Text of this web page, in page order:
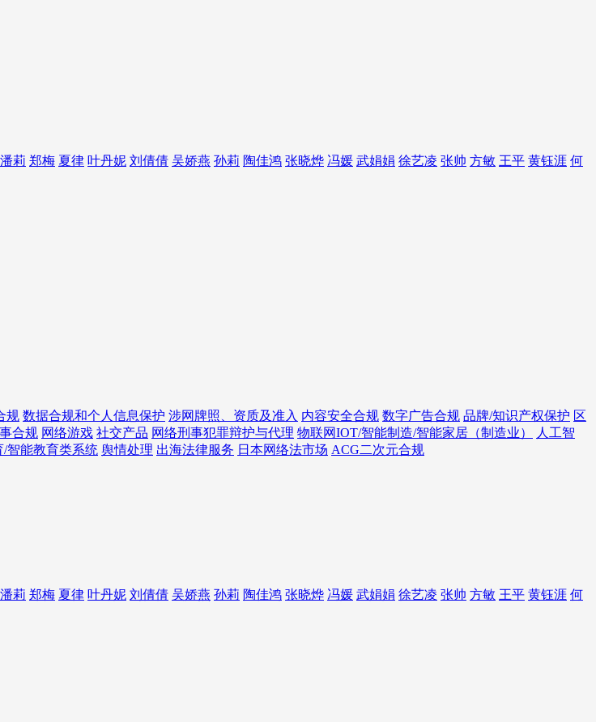
潘莉 郑梅 夏律 叶丹妮 刘倩倩 吴娇燕 孙莉 陶佳鸿 张晓烨 冯媛 武娟娟 徐艺凌 张帅 方敏 王平 黄钰涯 何
规 数据合规和个人信息保护 涉网牌照、资质及准入 内容安全合规 数字广告合规 品牌/知识产权保护 区
合规 网络游戏 社交产品 网络刑事犯罪辩护与代理 物联网IOT/智能制造/智能家居（制造业）
人工智
/智能教育类系统 舆情处理 出海法律服务 日本网络法市场 ACG二次元合规
潘莉 郑梅 夏律 叶丹妮 刘倩倩 吴娇燕 孙莉 陶佳鸿 张晓烨 冯媛 武娟娟 徐艺凌 张帅 方敏 王平 黄钰涯 何